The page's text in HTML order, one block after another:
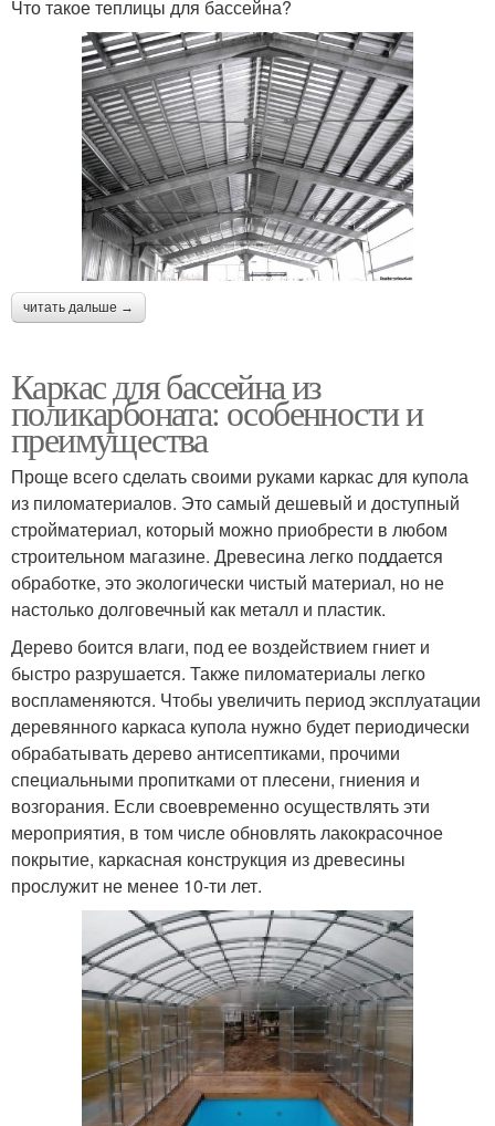
Что такое теплицы для бассейна?
читать дальше →
Каркас для бассейна из
поликарбоната: особенности и
преимущества
Проще всего сделать своими руками каркас для купола
из пиломатериалов. Это самый дешевый и доступный
стройматериал, который можно приобрести в любом
строительном магазине. Древесина легко поддается
обработке, это экологически чистый материал, но не
настолько долговечный как металл и пластик.
Дерево боится влаги, под ее воздействием гниет и
быстро разрушается. Также пиломатериалы легко
воспламеняются. Чтобы увеличить период эксплуатации
деревянного каркаса купола нужно будет периодически
обрабатывать дерево антисептиками, прочими
специальными пропитками от плесени, гниения и
возгорания. Если своевременно осуществлять эти
мероприятия, в том числе обновлять лакокрасочное
покрытие, каркасная конструкция из древесины
прослужит не менее 10-ти лет.